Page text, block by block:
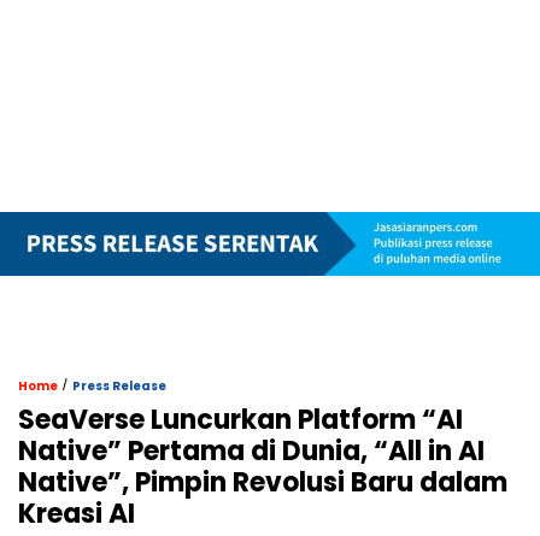
Home / Press Release
SeaVerse Luncurkan Platform “AI
Native” Pertama di Dunia, “All in AI
Native”, Pimpin Revolusi Baru dalam
Kreasi AI